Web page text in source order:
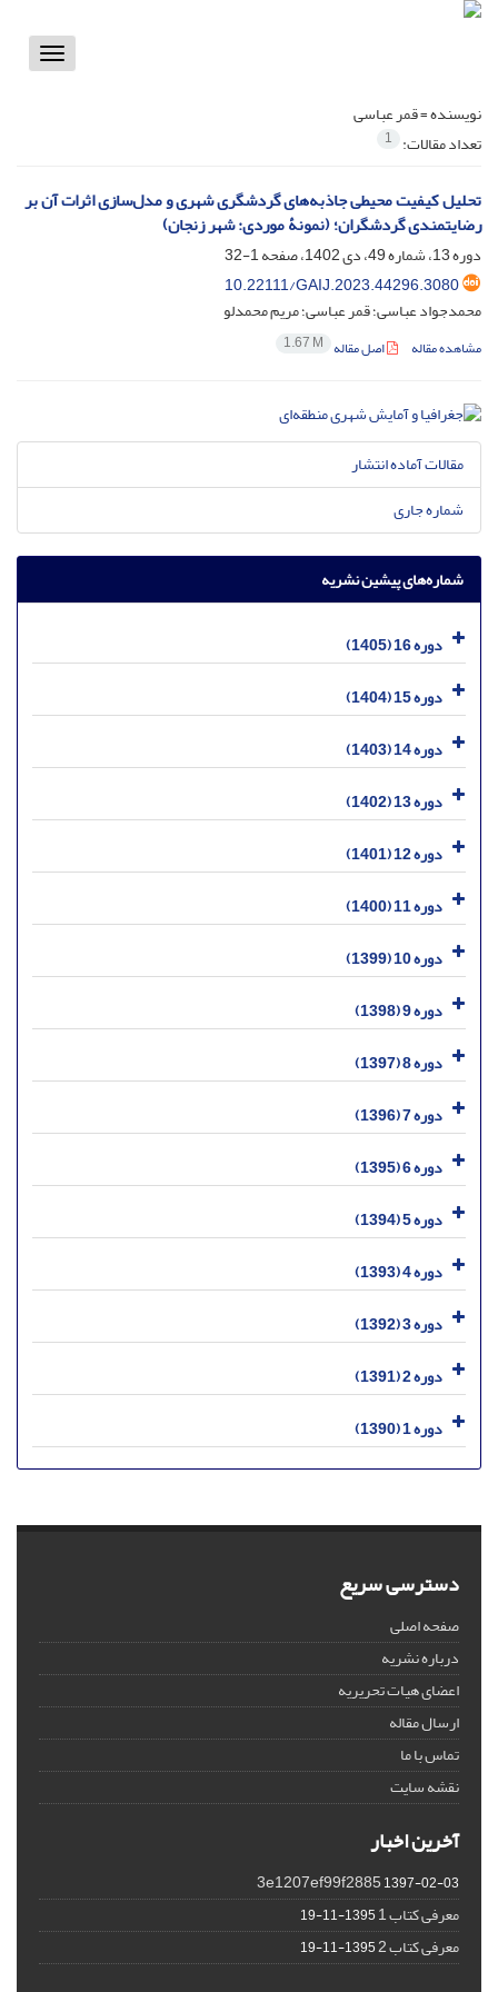
Toggle
نویسنده =قمر عباسی
تعداد مقالات: 1
تحلیل کیفیت محیطی جاذبه‌های گردشگری شهری و مدل‌سازی اثرات آن بر
رضایتمندی گردشگران؛ (نمونۀ موردی: شهر زنجان)
دوره 13، شماره 49، دی 1402، صفحه
1-32
10.22111/GAIJ.2023.44296.3080
محمدجواد عباسی؛ قمر عباسی؛ مریم محمدلو
مشاهده مقاله اصل مقاله 1.67 M
مقالات آماده انتشار
شماره جاری
شماره‌های پیشین نشریه
دوره 16 (1405)
دوره 15 (1404)
دوره 14 (1403)
دوره 13 (1402)
دوره 12 (1401)
دوره 11 (1400)
دوره 10 (1399)
دوره 9 (1398)
دوره 8 (1397)
دوره 7 (1396)
دوره 6 (1395)
دوره 5 (1394)
دوره 4 (1393)
دوره 3 (1392)
دوره 2 (1391)
دوره 1 (1390)
دسترسی سریع
صفحه اصلی
درباره نشریه
اعضای هیات تحریریه
ارسال مقاله
تماس با ما
نقشه سایت
آخرین اخبار
3e1207ef99f28851397-02-03
معرفی کتاب 1 1395-11-19
معرفی کتاب 2 1395-11-19